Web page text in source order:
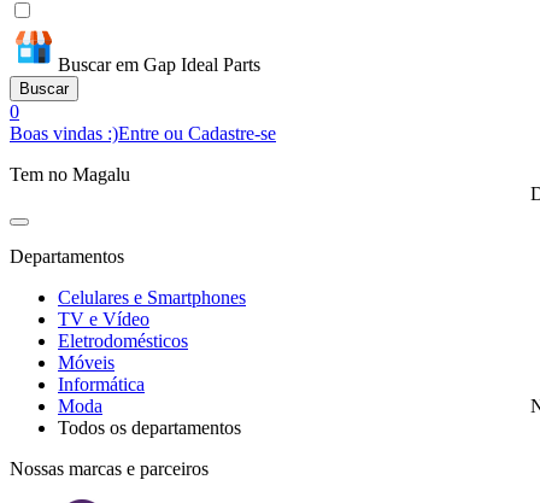
Buscar em Gap Ideal Parts
Buscar
0
Boas vindas :)Entre ou Cadastre-se
Tem no Magalu
Departamentos
Celulares e Smartphones
TV e Vídeo
Eletrodomésticos
Móveis
Informática
Moda
Todos os departamentos
Nossas marcas e parceiros